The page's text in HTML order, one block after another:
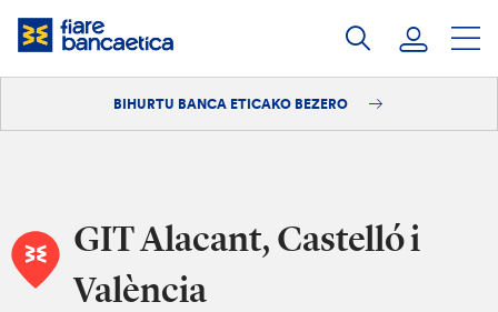
Pasatu
edukia
BIHURTU BANCA ETICAKO BEZERO
GIT Alacant, Castelló i
València